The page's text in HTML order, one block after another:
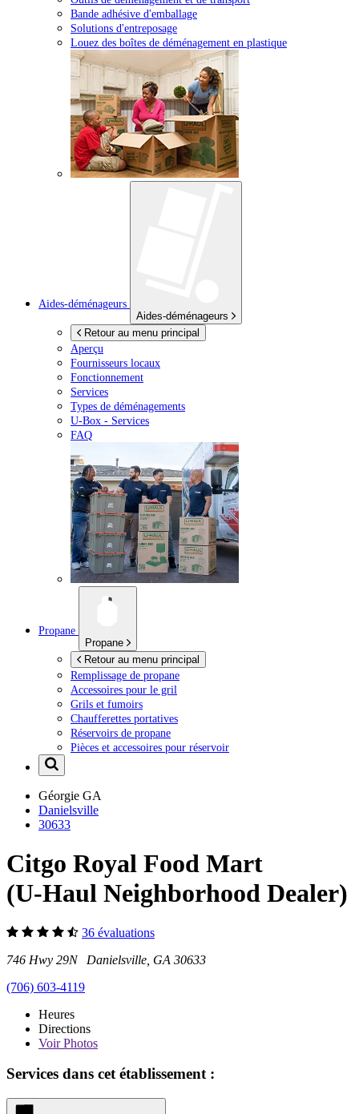
Bande adhésive d'emballage
Solutions d'entreposage
Louez des boîtes de déménagement en plastique
Aides-déménageurs
Aides-déménageurs
Retour au menu principal
Aperçu
Fournisseurs locaux
Fonctionnement
Services
Types de déménagements
U-Box - Services
FAQ
Propane
Propane
Retour au menu principal
Remplissage de propane
Accessoires pour le gril
Grils et fumoirs
Chaufferettes portatives
Réservoirs de propane
Pièces et accessoires pour réservoir
Géorgie GA
Danielsville
30633
Citgo Royal Food Mart
(U-Haul Neighborhood Dealer)
36 évaluations
746 Hwy 29N Danielsville, GA 30633
(706) 603-4119
Heures
Directions
VoirPhotos
Services dans cet établissement :